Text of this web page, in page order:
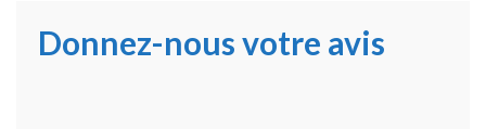
Donnez-nous votre avis